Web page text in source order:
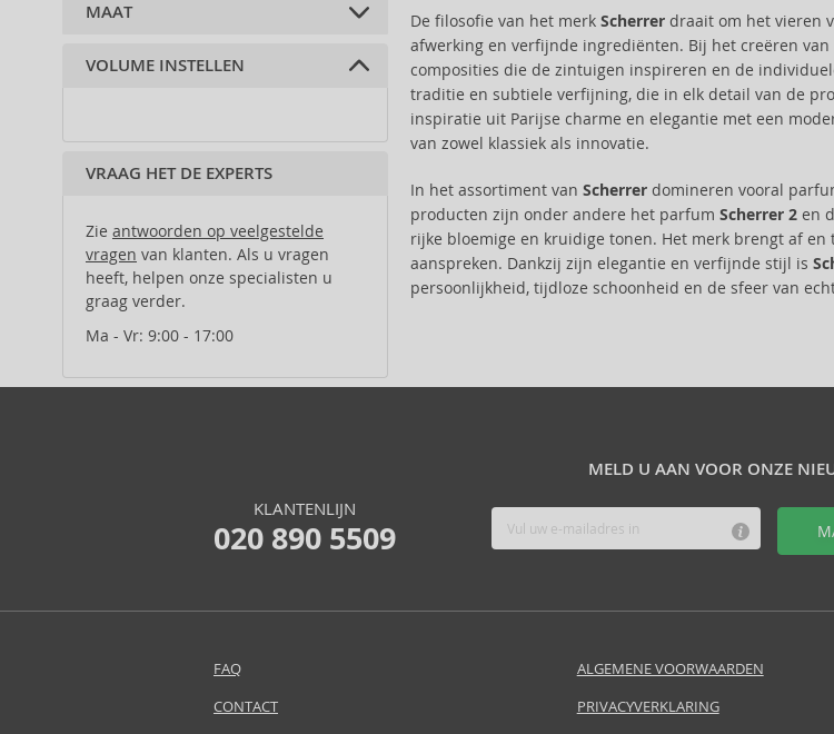
De filosofie van het merk Scherrerdraait om het vieren
afwerking en verfijnde ingrediënten. Bij het creëren
composities die de zintuigen inspireren en de
traditie en subtiele verfijning, die in elk detail van de
inspiratie uit Parijse charme en elegantie met een
van zowel klassiek als innovatie.
In het assortiment van Scherrerdomineren vooral
producten zijn onder andere het parfum Scherrer 2en
rijke bloemige en kruidige tonen. Het merk brengt af
aanspreken. Dankzij zijn elegantie en verfijnde stijl is
persoonlijkheid, tijdloze schoonheid en de sfeer van
Amouroud (1)
Anfar (61)
Anna Sui (22)
Annick Goutal (49)
Antonio Banderas (69)
Antonio Puig (8)
Aramis (14)
Balenciaga (3)
zeewater (1)
ambergris (1)
sandelhout (1)
MAAT
100 ml (1)
VOLUME INSTELLEN
VRAAG HET DE EXPERTS
Zie antwoorden op veelgestelde
vragen van klanten. Als u vragen
heeft, helpen onze specialisten u
graag verder.
Ma - Vr: 9:00 - 17:00
MELD U AAN VOOR ONZE
KLANTENLIJN
020 890 5509
FAQ
CONTACT
ALGEMENE VOORWAARDEN
PRIVACYVERKLARING